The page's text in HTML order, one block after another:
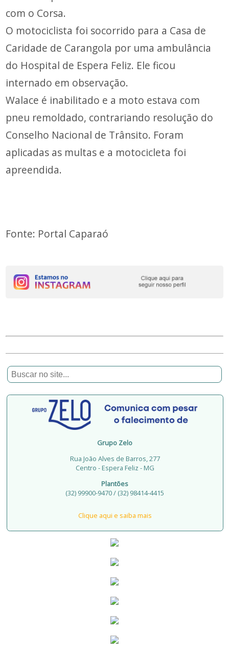
com o Corsa.
O motociclista foi socorrido para a Casa de
Caridade de Carangola por uma ambulância
do Hospital de Espera Feliz. Ele ficou
internado em observação.
Walace é inabilitado e a moto estava com
pneu remoldado, contrariando resolução do
Conselho Nacional de Trânsito. Foram
aplicadas as multas e a motocicleta foi
apreendida.
Fonte: Portal Caparaó
Grupo Zelo
Rua João Alves de Barros, 277
Centro - Espera Feliz - MG
Plantões
(32) 99900-9470 / (32) 98414-4415
Clique aqui e saiba mais